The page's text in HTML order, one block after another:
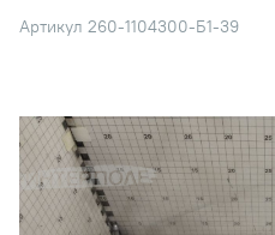
Артикул 260-1104300-Б1-39